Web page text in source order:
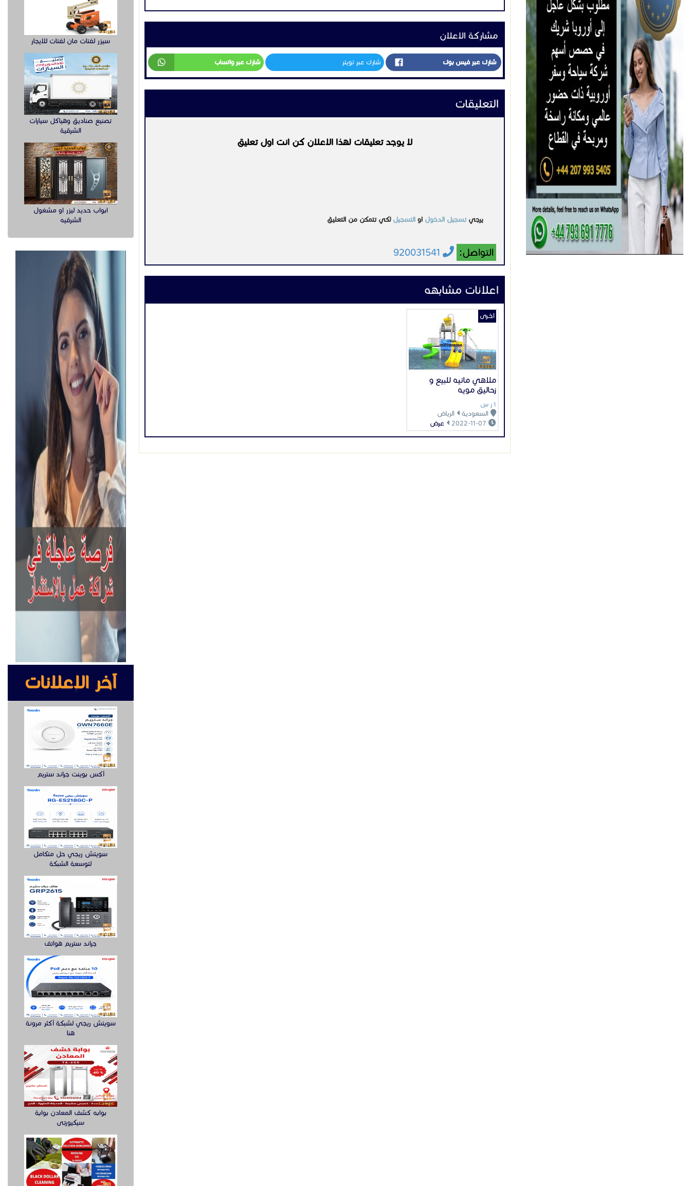
التواصل: 920031541
عرض
سيزر لفتات مان لفتات للايجار
تصنيع صناديق وهياكل سيارات
الشرقية
ابواب حديد ليزر او مشغول
الشرقيه
آخر الإعلانات
أكس بوينت جراند ستريم
سويتش ريجي حل متكامل
لتوسعة الشبكة
جراند ستريم هواتف
سويتش ريجي لشبكة أكثر مرونة
هنا
بوابه كشف المعادن بوابة
سيكيورتى